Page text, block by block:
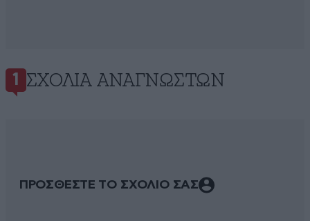
1 ΣΧΌΛΙΑ ΑΝΑΓΝΩΣΤΏΝ
ΠΡΟΣΘΕΣΤΕ ΤΟ ΣΧΟΛΙΟ ΣΑΣ